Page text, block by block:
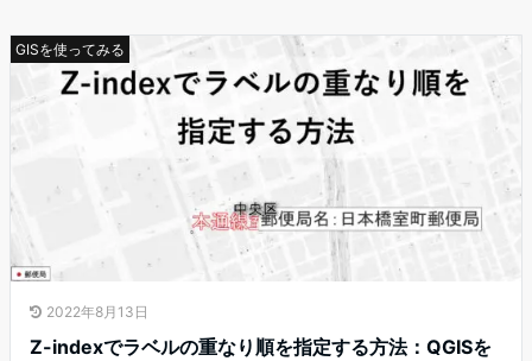
GISを使ってみる
2022年8月13日
Z-indexでラベルの重なり順を指定する方法：QGISを